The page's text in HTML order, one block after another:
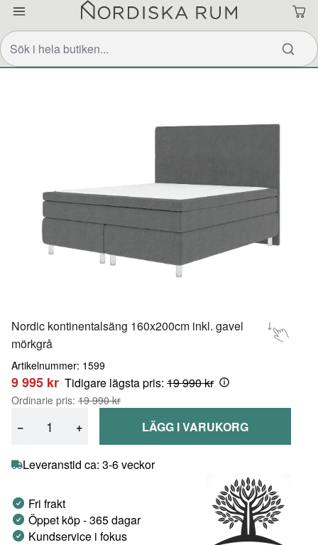
Nordic kontinentalsäng 160x200cm inkl. gavel
mörkgrå
Artikelnummer: 1599
9 995 kr Tidigare lägsta pris: 19 990 kr
Ordinarie pris: 19 990 kr
− + LÄGG I VARUKORG
Leveranstid ca: 3-6 veckor
Fri frakt
Öppet köp - 365 dagar
Kundservice i fokus